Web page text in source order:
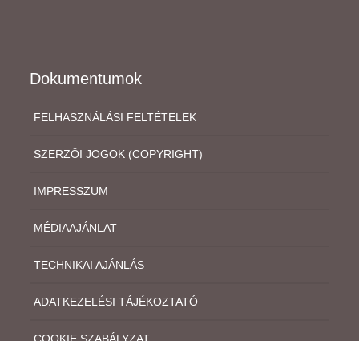
Dokumentumok
FELHASZNÁLÁSI FELTÉTELEK
SZERZŐI JOGOK (COPYRIGHT)
IMPRESSZUM
MÉDIAAJÁNLAT
TECHNIKAI AJÁNLÁS
ADATKEZELÉSI TÁJÉKOZTATÓ